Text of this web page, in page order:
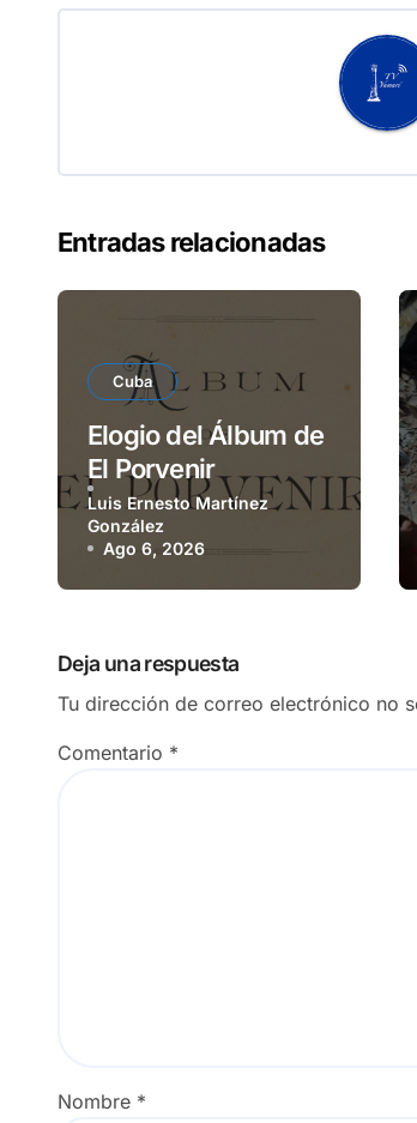
entradas
Entradas relacionadas
Cuba
Elogio del Álbum de
El Porvenir
Luis Ernesto Martínez
González
Ago 6, 2026
Deja una respuesta
Tu dirección de correo electrónico no
Comentario *
Nombre *